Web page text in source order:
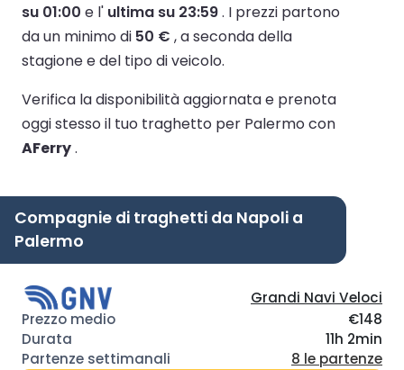
su 01:00 e l' ultima su 23:59. I prezzi partono
da un minimo di 50 € , a seconda della
stagione e del tipo di veicolo.
Verifica la disponibilità aggiornata e prenota
oggi stesso il tuo traghetto per Palermo con
AFerry.
Compagnie di traghetti da Napoli a
Palermo
Grandi Navi Veloci
€148
11h 2min
8 le partenze